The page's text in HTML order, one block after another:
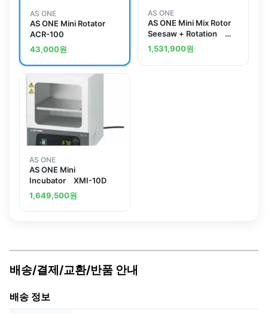
AS ONE
AS ONE Mini Rotator
ACR-100
43,000원
AS ONE
AS ONE Mini Mix Rotor
Seesaw + Rotation
MMR-2
1,531,900원
AS ONE
AS ONE Mini
Incubator XMI-10D
1,649,500원
배송/결제/교환/반품 안내
배송 정보